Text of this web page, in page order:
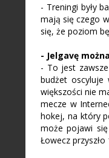
- Treningi były
mają się czego
się, że poziom
- Jelgavę
- To jest
budżet oscyluje
większości nie
mecze w
hokej, na który
może pojawi
Łowecz przyszło